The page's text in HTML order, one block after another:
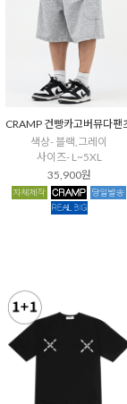
CRAMP 건빵카고버뮤다팬
색상- 블랙,그레이
사이즈- L~5XL
35,900원